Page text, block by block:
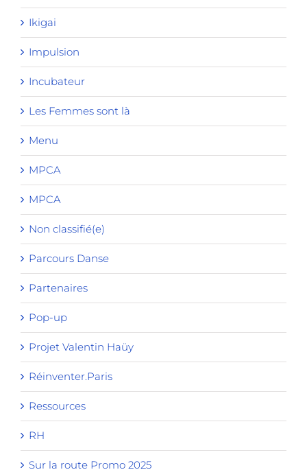
Ikigai
Impulsion
Incubateur
Les Femmes sont là
Menu
MPCA
MPCA
Non classifié(e)
Parcours Danse
Partenaires
Pop-up
Projet Valentin Haüy
Réinventer.Paris
Ressources
RH
Sur la route Promo 2025